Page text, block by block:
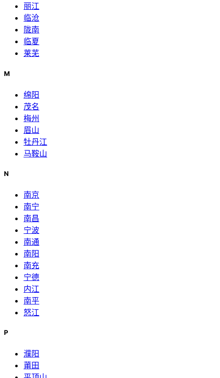
丽江
临沧
陇南
临夏
莱芜
M
绵阳
茂名
梅州
眉山
牡丹江
马鞍山
N
南京
南宁
南昌
宁波
南通
南阳
南充
宁德
内江
南平
怒江
P
濮阳
莆田